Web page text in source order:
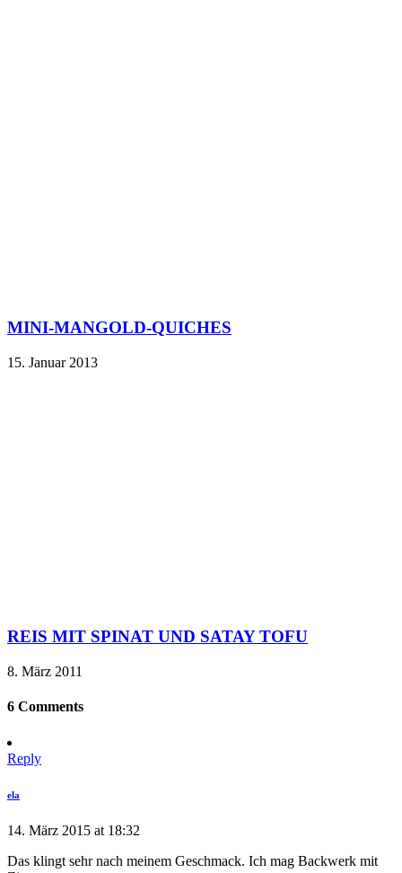
MINI-MANGOLD-QUICHES
15. Januar 2013
REIS MIT SPINAT UND SATAY TOFU
8. März 2011
6 Comments
Reply
ela
14. März 2015 at 18:32
Das klingt sehr nach meinem Geschmack. Ich mag Backwerk mit